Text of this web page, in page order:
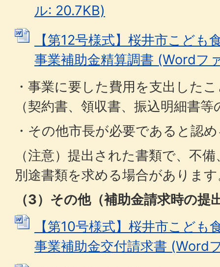
ル: 20.7KB)
【第12号様式】桜井市こども
事業補助金精算調書 (Wordフ
・事業に要した費用を支出した
（契約書、領収書、振込明細書
・その他市長が必要であると認
（注意）提出された書類で、不
別途書類を求める場合がありま
（3）その他（補助金請求時の提
【第10号様式】桜井市こども
事業補助金交付請求書 (Word